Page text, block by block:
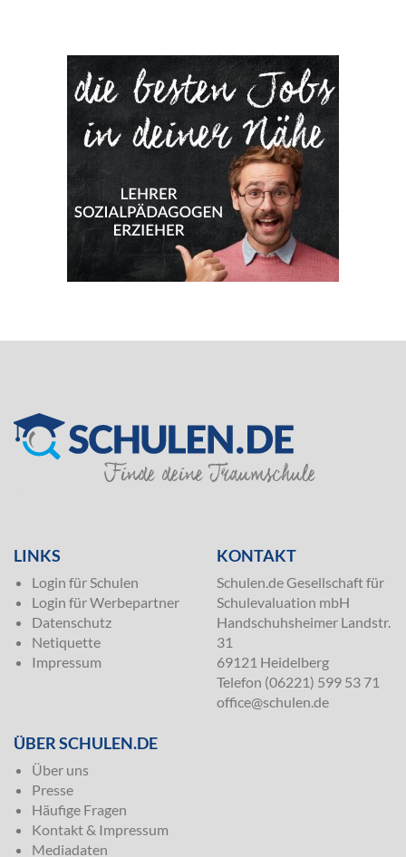
LINKS
Login für Schulen
Login für Werbepartner
Datenschutz
Netiquette
Impressum
KONTAKT
Schulen.de Gesellschaft für
Schulevaluation mbH
Handschuhsheimer Landstr.
31
69121 Heidelberg
Telefon (06221) 599 53 71
office@schulen.de
ÜBER SCHULEN.DE
Über uns
Presse
Häufige Fragen
Kontakt & Impressum
Mediadaten